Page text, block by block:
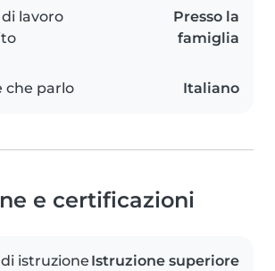
lavoro
Presso la
famiglia
che parlo Italiano
e certificazioni
istruzione Istruzione superiore